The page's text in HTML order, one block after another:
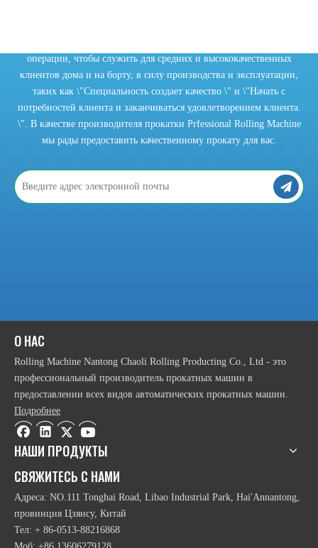
операции, чтобы служить для средних и высококачественных
клиентов дома и на борту, в силу производства и эксплуатации,
таких как \"Специальность создает качество \" и \"Начать с
потребностей клиента и заканчиваться удовлетворением клиента.
\". В качестве производителя прокатки Prfessional Rolling Machine
мы рады предоставить качественному прокату для вас.
О НАС
Rolling Machine Nantong Chaoli Rolling Producting Co., Ltd - это
профессиональный производитель прокатных машин в
предоставлении всех видов автоматических прокатных машин.
Подробнее
НАШИ ПРОДУКТЫ
СВЯЖИТЕСЬ С НАМИ
Адреса: NO.111 Tonghai Road, Libao Industrial Park, Hai'Annantong,
провинция Цзянсу, Китай
Тел: + 86-0513-88216868